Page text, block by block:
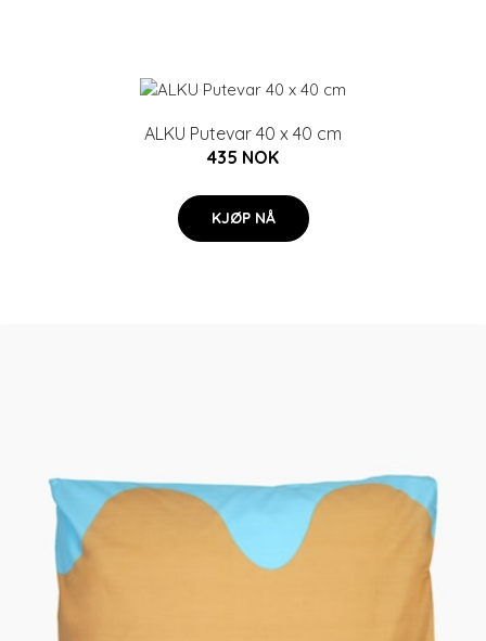
ALKU Putevar 40 x 40 cm
435 NOK
KJØP NÅ